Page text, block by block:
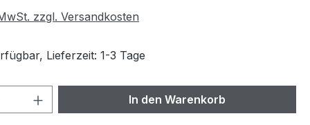
zzgl. Versandkosten
Lieferzeit: 1-3 Tage
Anzahl: Gib den gewünschten Wert
In den Warenkorb